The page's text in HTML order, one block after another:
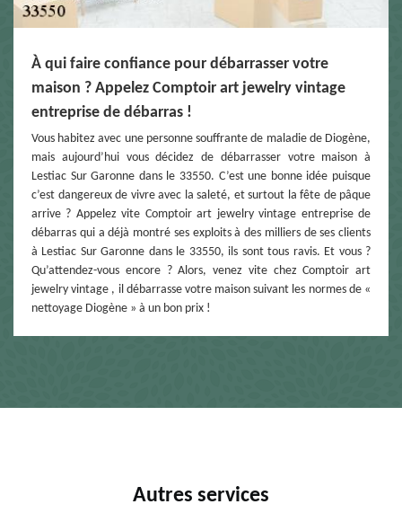
À qui faire confiance pour débarrasser votre
maison ? Appelez Comptoir art jewelry vintage
entreprise de débarras !
Vous habitez avec une personne souffrante de maladie de Diogène,
mais aujourd’hui vous décidez de débarrasser votre maison à
Lestiac Sur Garonne dans le 33550. C’est une bonne idée puisque
c’est dangereux de vivre avec la saleté, et surtout la fête de pâque
arrive ? Appelez vite Comptoir art jewelry vintage entreprise de
débarras qui a déjà montré ses exploits à des milliers de ses clients
à Lestiac Sur Garonne dans le 33550, ils sont tous ravis. Et vous ?
Qu’attendez-vous encore ? Alors, venez vite chez Comptoir art
jewelry vintage , il débarrasse votre maison suivant les normes de «
nettoyage Diogène » à un bon prix !
Autres services